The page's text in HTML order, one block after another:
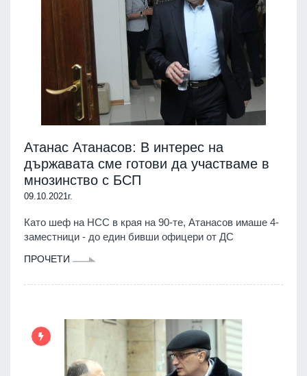
Атанас Атанасов: В интерес на
държавата сме готови да участваме в
мнозинство с БСП
09.10.2021г.
Като шеф на НСС в края на 90-те, Атанасов имаше 4-
заместници - до един бивши офицери от ДС
ПРОЧЕТИ